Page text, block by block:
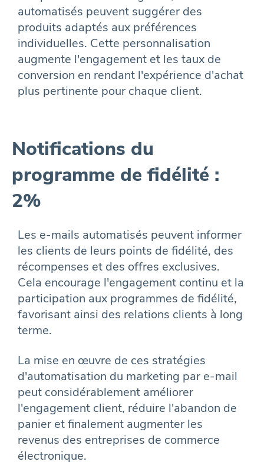
automatisés peuvent suggérer des
produits adaptés aux préférences
individuelles. Cette personnalisation
augmente l'engagement et les taux de
conversion en rendant l'expérience d'achat
plus pertinente pour chaque client.
Notifications du
programme de fidélité :
2%
Les e-mails automatisés peuvent informer
les clients de leurs points de fidélité, des
récompenses et des offres exclusives.
Cela encourage l'engagement continu et la
participation aux programmes de fidélité,
favorisant ainsi des relations clients à long
terme.
La mise en œuvre de ces stratégies
d'automatisation du marketing par e-mail
peut considérablement améliorer
l'engagement client, réduire l'abandon de
panier et finalement augmenter les
revenus des entreprises de commerce
électronique.